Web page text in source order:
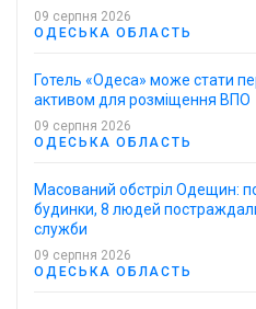
09 серпня 2026
ОДЕСЬКА ОБЛАСТЬ
Готель «Одеса» може стати
активом для розміщення ВПО
09 серпня 2026
ОДЕСЬКА ОБЛАСТЬ
Масований обстріл Одещин:
будинки, 8 людей
служби
09 серпня 2026
ОДЕСЬКА ОБЛАСТЬ